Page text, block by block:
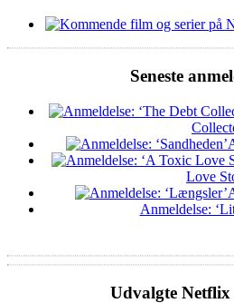
Seneste
Love
Anmeldelse:
Udvalgte Netflix